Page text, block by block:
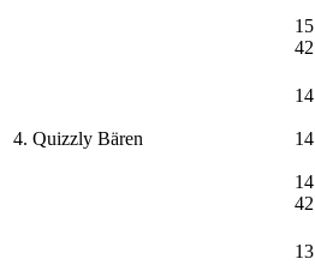
15
42
4. Quizzly Bären
14
14
14
42
13